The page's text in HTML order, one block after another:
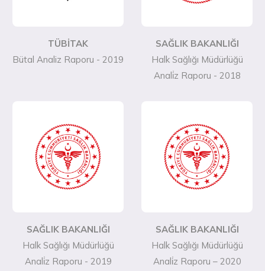
TÜBİTAK
Bütal Analiz Raporu - 2019
SAĞLIK BAKANLIĞI
Halk Sağlığı Müdürlüğü
Anali̇z Raporu - 2018
SAĞLIK BAKANLIĞI
Halk Sağlığı Müdürlüğü
Anali̇z Raporu - 2019
SAĞLIK BAKANLIĞI
Halk Sağlığı Müdürlüğü
Anali̇z Raporu – 2020